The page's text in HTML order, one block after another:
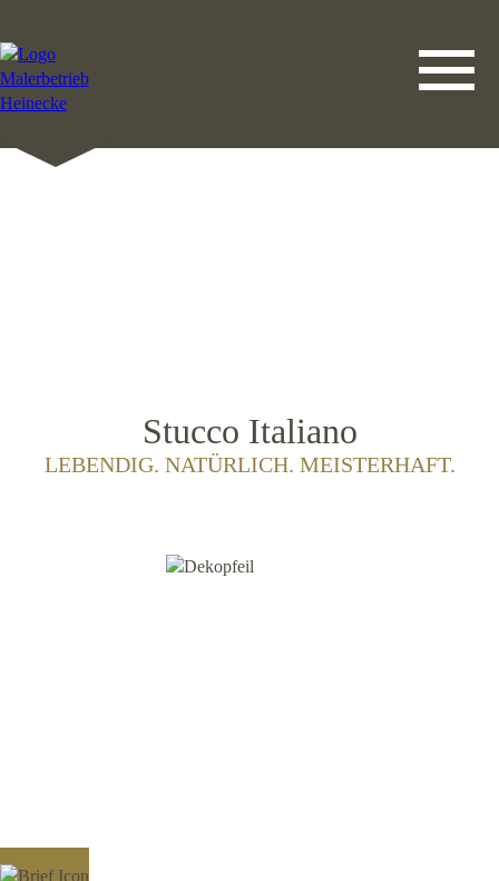
Stucco Italiano
LEBENDIG. NATÜRLICH. MEISTERHAFT.